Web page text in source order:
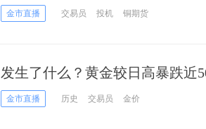
美元
金市直播 交易员 投机 铜期货
发生了什么？黄金较日高暴跌近
口金市直播 历史 交易员 金价